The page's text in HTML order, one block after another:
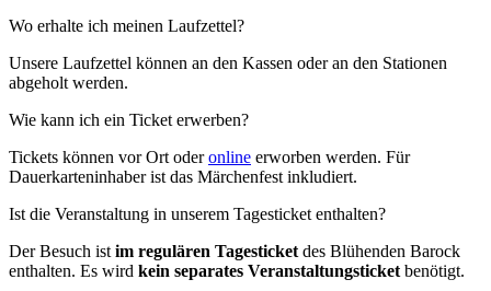
Wo erhalte ich meinen Laufzettel?
Unsere Laufzettel können an den Kassen oder an den Stationen
abgeholt werden.
Wie kann ich ein Ticket erwerben?
Tickets können vor Ort oderonline erworben werden. Für
Dauerkarteninhaber ist das Märchenfest inkludiert.
Ist die Veranstaltung in unserem Tagesticket enthalten?
Der Besuch ist im regulären Tagesticket des Blühenden Barock
enthalten. Es wird kein separates Veranstaltungsticket benötigt.